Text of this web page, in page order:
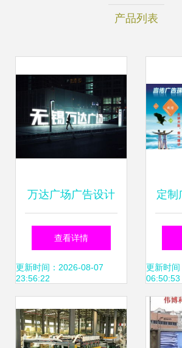
产品列表
万达广场广告设计
软件销售策略 精准
触达与数字化转型
查看详情
更新时间：2026-08-07
23:56:22
定制
的
倍的
更新时
06:50:53